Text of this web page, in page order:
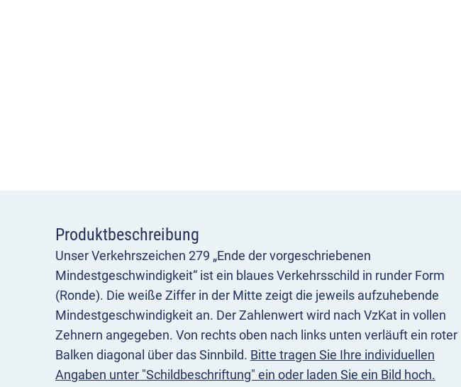
Produktbeschreibung
Unser Verkehrszeichen 279 „Ende der vorgeschriebenen
Mindestgeschwindigkeit“ ist ein blaues Verkehrsschild in runder Form
(Ronde). Die weiße Ziffer in der Mitte zeigt die jeweils aufzuhebende
Mindestgeschwindigkeit an. Der Zahlenwert wird nach VzKat in vollen
Zehnern angegeben. Von rechts oben nach links unten verläuft ein roter
Balken diagonal über das Sinnbild. Bitte tragen Sie Ihre individuellen
Angaben unter "Schildbeschriftung" ein oder laden Sie ein Bild hoch.